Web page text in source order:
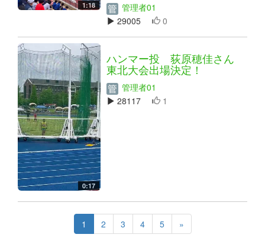
1:18
管理者01
29005
0
0:17
ハンマー投 荻原穂佳さん
東北大会出場決定！
管理者01
28117
1
1 2 3 4 5 »